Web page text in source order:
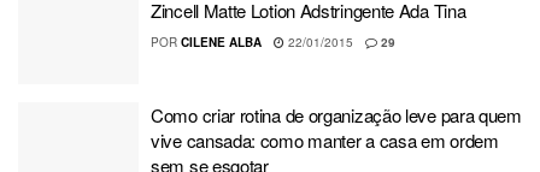
Zincell Matte Lotion Adstringente Ada Tina
POR CILENE ALBA 22/01/2015 29
Como criar rotina de organização leve para quem
vive cansada: como manter a casa em ordem
sem se esgotar